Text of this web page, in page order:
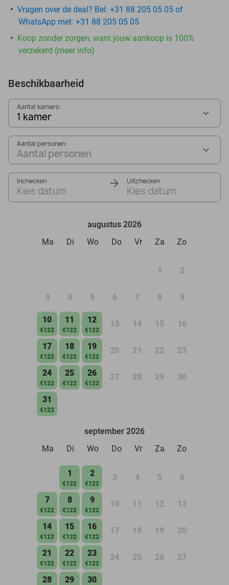
Vragen over de deal? Bel: +31 88 205 05 05 of
WhatsApp met: +31 88 205 05 05
Koop zonder zorgen, want jouw aankoop is 100%
verzekerd (meer info)
Beschikbaarheid
Aantal kamers:
1 kamer
Aantal personen:
Aantal personen
Inchecken
Kies datum
Uitchecken
Kies datum
augustus 2026
Ma
Di Wo Do Vr Za Zo
1 2
3 4 5 6 7 8 9
10
€122
11
€122
12
€122
13 14 15 16
17
€122
18
€122
19
€122
20 21 22 23
24
€122
25
€122
26
€122
27 28 29 30
31
€122
september 2026
Ma
Di Wo Do Vr Za Zo
1
€122
2
€122
3 4 5 6
7
€122
8
€122
9
€122
10 11 12 13
14
€122
15
€122
16
€122
17 18 19 20
21
€122
22
€122
23
€122
24 25 26 27
28 29 30